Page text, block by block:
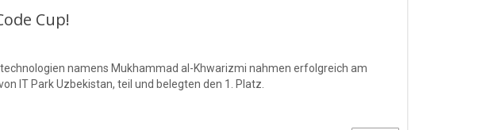
Cup!
namens Mukhammad al-Khwarizmi nahmen erfolgreich am
IT Park Uzbekistan, teil und belegten den 1. Platz.